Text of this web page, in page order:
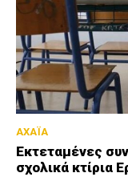
ΑΧΑΪΑ
Εκτεταμένες
σχολικά κτίρια